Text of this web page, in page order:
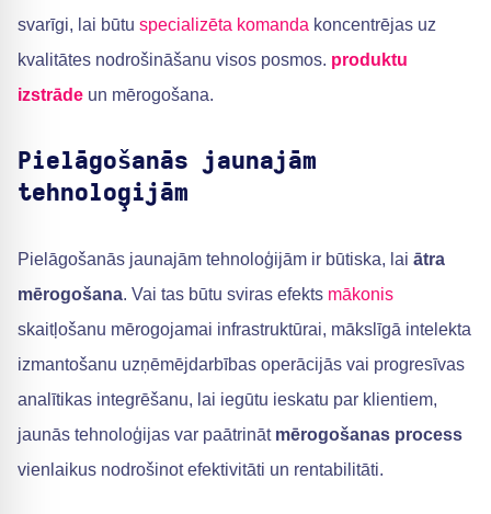
svarīgi, lai būtu specializēta komanda koncentrējas uz
kvalitātes nodrošināšanu visos posmos. produktu
izstrāde un mērogošana.
Pielāgošanās jaunajām
tehnoloģijām
Pielāgošanās jaunajām tehnoloģijām ir būtiska, lai ātra
mērogošana. Vai tas būtu sviras efekts mākonis
skaitļošanu mērogojamai infrastruktūrai, mākslīgā intelekta
izmantošanu uzņēmējdarbības operācijās vai progresīvas
analītikas integrēšanu, lai iegūtu ieskatu par klientiem,
jaunās tehnoloģijas var paātrināt mērogošanas process
vienlaikus nodrošinot efektivitāti un rentabilitāti.